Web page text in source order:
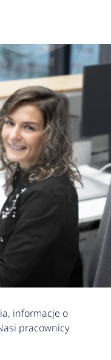
informacje o
pracownicy